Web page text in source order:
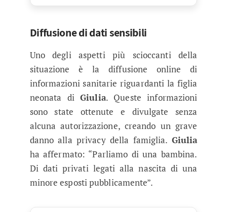
Diffusione di dati sensibili
Uno degli aspetti più scioccanti della
situazione è la diffusione online di
informazioni sanitarie riguardanti la figlia
neonata diGiulia. Queste informazioni
sono state ottenute e divulgate senza
alcuna autorizzazione, creando un grave
danno alla privacy della famiglia. Giulia
ha affermato: “Parliamo di una bambina.
Di dati privati legati alla nascita di una
minore esposti pubblicamente”.